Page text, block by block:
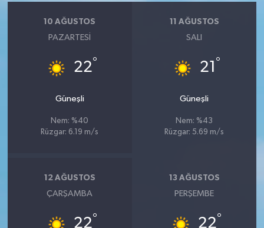
10 AĞUSTOS
PAZARTESI
22°
Güneşli
Nem: %40
Rüzgar: 6.19 m/s
11 AĞUSTOS
SALI
21 °
Güneşli
Nem: %43
Rüzgar: 5.69 m/s
12 AĞUSTOS
ÇARŞAMBA
22°
13 AĞUSTOS
PERŞEMBE
22°